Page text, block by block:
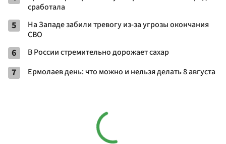
сработала
5
На Западе забили тревогу из-за угрозы окончания
СВО
6 В России стремительно дорожает сахар
7 Ермолаев день: что можно и нельзя делать 8 августа